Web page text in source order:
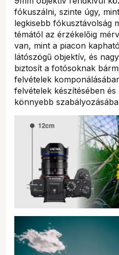
fókuszálni, szinte úgy,
legkisebb fókusztávolság
témától az érzékelőig
van, mint a piacon
látószögű objektív, és
biztosít a fotósoknak
felvételek
felvételek készítésében
könnyebb